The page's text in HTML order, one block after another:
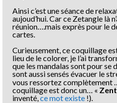
Ainsi c’est une séance de
aujoud’hui. Car ce Zetangle là
réunion….mais exprès pour le
cartes.
Curieusement, ce coquillage
lieu de le colorer, je l’ai
que les mandalas sont pour se
sont aussi sensés évacuer le
vous ressortez complètement
coquillage est donc un… «
inventé,ce mot existe !).